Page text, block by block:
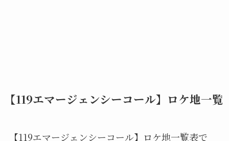
【119エマージェンシーコール】ロケ地一覧
【119エマージェンシーコール】ロケ地一覧表で